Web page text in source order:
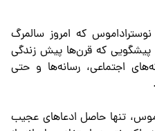
که امروز سالمرگ
که قرن‌ها پیش زندگی
اجتماعی، رسانه‌ها و حتی
تنها حاصل ادعاهای عجیب